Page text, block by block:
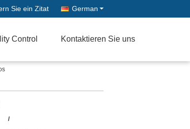
Sie ein Zitat German
Control Kontaktieren Sie uns
/